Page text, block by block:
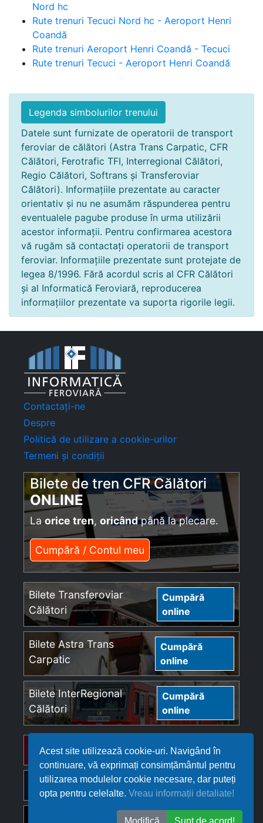
Acest site utilizează cookie-uri. Navigând în
continuare, vă exprimați consimțământul pentru
utilizarea modulelor cookie necesare, dar puteți
opta pentru celelalte.Vreau informații detaliate!
Modifică Sunt de acord!
Nord hc
Rute trenuri Tecuci Nord hc - Aeroport Henri
Coandă
Rute trenuri Aeroport Henri Coandă - Tecuci
Rute trenuri Tecuci - Aeroport Henri Coandă
Legenda simbolurilor trenului
Datele sunt furnizate de operatorii de transport
feroviar de călători (Astra Trans Carpatic, CFR
Călători, Ferotrafic TFI, Interregional Călători,
Regio Călători, Softrans și Transferoviar
Călători). Informațiile prezentate au caracter
orientativ și nu ne asumăm răspunderea pentru
eventualele pagube produse în urma utilizării
acestor informații. Pentru confirmarea acestora
vă rugăm să contactați operatorii de transport
feroviar. Informațiile prezentate sunt protejate de
legea 8/1996. Fără acordul scris al CFR Călători
și al Informatică Feroviară, reproducerea
informațiilor prezentate va suporta rigorile legii.
Contactați-ne
Despre
Politică de utilizare a cookie-urilor
Termeni și condiții
Bilete de tren CFR Călători
ONLINE
La orice tren, oricândpână la plecare.
Cumpără / Contul meu
Bilete Transferoviar
Călători
Cumpără
online
Bilete Astra Trans
Carpatic
Cumpără
online
Bilete InterRegional
Călători
Cumpără
online
Bilete Regio Călători Cumpără online
Bilete Softrans Cumpără online
Cumpără online